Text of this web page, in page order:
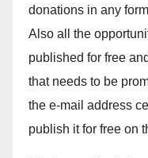
donations in any
Also all the
published for free
that needs to be
the e-mail address
publish it for free on